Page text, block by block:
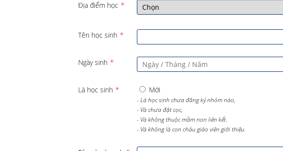
Địa điểm học *
Tên học sinh *
Ngày sinh *
Là học sinh * Mới
- Là học sinh chưa đăng ký nhóm nào,
- Và chưa đặt cọc,
- Và không thuộc mầm non liên kết.
- Và không là con cháu giáo viên giới thiệu.